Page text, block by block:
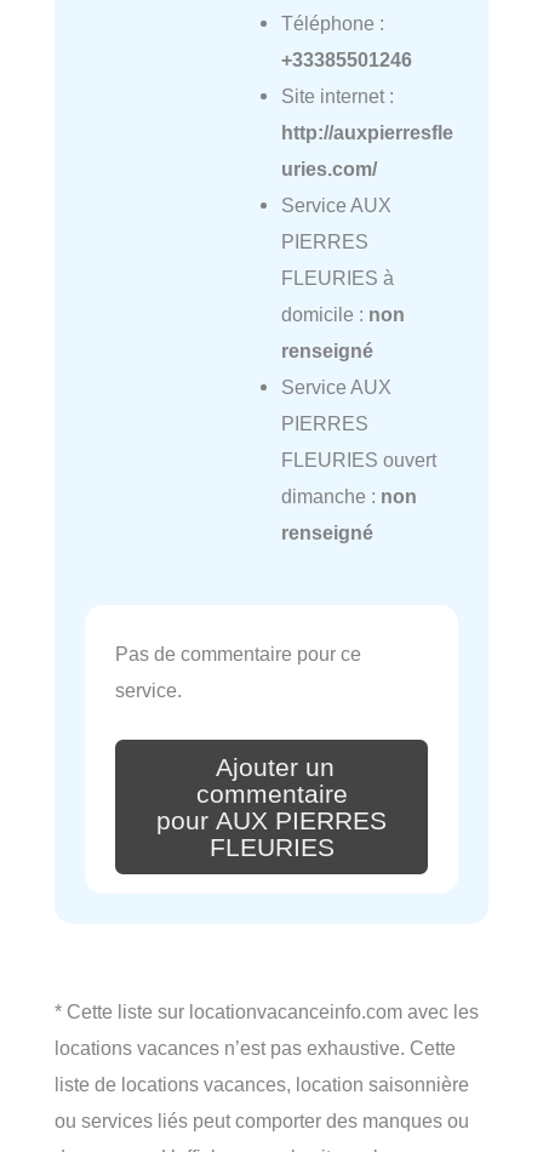
Téléphone :
+33385501246
Site internet :
http://auxpierresfle
uries.com/
Service AUX
PIERRES
FLEURIES à
domicile : non
renseigné
Service AUX
PIERRES
FLEURIES ouvert
dimanche : non
renseigné
Pas de commentaire pour ce
service.
Ajouter un
commentaire
pour AUX PIERRES
FLEURIES
* Cette liste sur locationvacanceinfo.com avec les
locations vacances n’est pas exhaustive. Cette
liste de locations vacances, location saisonnière
ou services liés peut comporter des manques ou